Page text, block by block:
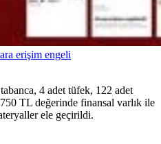
erişim engeli
4 adet tüfek, 122 adet
TL değerinde finansal varlık ile
ele geçirildi.